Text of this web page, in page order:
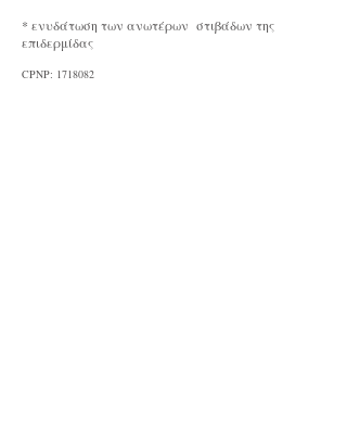
* ενυδάτωση των ανωτέρων στιβάδων της
επιδερμίδας
CPNP: 1718082